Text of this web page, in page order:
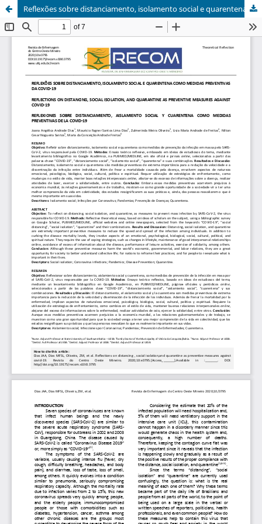
Reflexões sobre distanciamento, isolamento social e quarentena como medidas preventivas da COVID-19